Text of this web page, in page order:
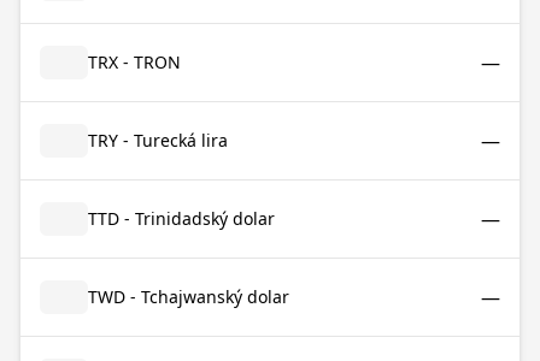
TRX - TRON —
TRY - Turecká lira —
TTD - Trinidadský dolar —
TWD - Tchajwanský dolar —